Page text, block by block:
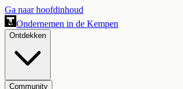
Ga naar hoofdinhoud
Ondernemen in de Kempen
Ontdekken
Community